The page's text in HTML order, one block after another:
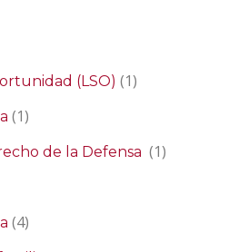
(LSO) (1)
(1)
de la Defensa (1)
(4)